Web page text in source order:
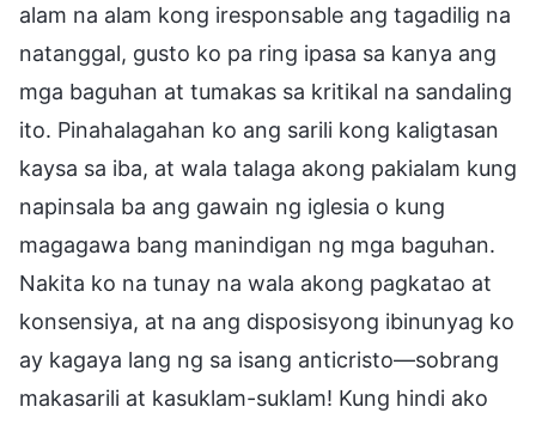
alam na alam kong iresponsable ang tagadilig na
natanggal, gusto ko pa ring ipasa sa kanya ang
mga baguhan at tumakas sa kritikal na sandaling
ito. Pinahalagahan ko ang sarili kong kaligtasan
kaysa sa iba, at wala talaga akong pakialam kung
napinsala ba ang gawain ng iglesia o kung
magagawa bang manindigan ng mga baguhan.
Nakita ko na tunay na wala akong pagkatao at
konsensiya, at na ang disposisyong ibinunyag ko
ay kagaya lang ng sa isang anticristo—sobrang
makasarili at kasuklam-suklam! Kung hindi ako